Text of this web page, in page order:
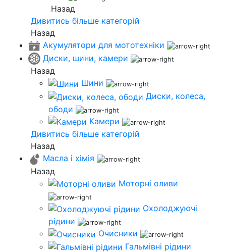
Назад
Дивитись більше категорій
Назад
Акумулятори для мототехніки
Диски, шини, камери
Назад
Шини
Диски, колеса,
ободи
Камери
Дивитись більше категорій
Назад
Масла і хімія
Назад
Моторні оливи
Охолоджуючі
рідини
Очисники
Гальмівні рідини